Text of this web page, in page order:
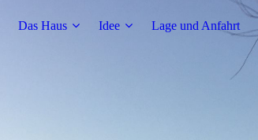
Das Haus Idee Lage und Anfahrt